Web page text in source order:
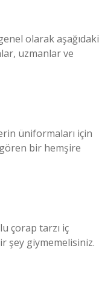
olarak aşağıdaki
uzmanlar ve
üniformaları için
bir hemşire
çorap tarzı iç
şey giymemelisiniz.